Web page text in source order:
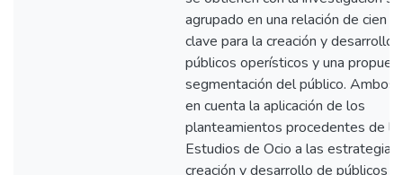
agrupado en una relación de cien
clave para la creación y desarrollo
públicos operísticos y una
segmentación del público. Ambos
en cuenta la aplicación de los
planteamientos procedentes de
Estudios de Ocio a las estrategias
creación y desarrollo de públicos